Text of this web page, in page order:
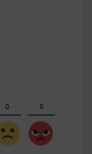
0 0